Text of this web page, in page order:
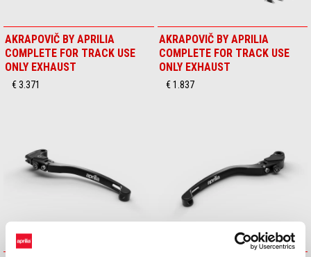
AKRAPOVIČ BY APRILIA
COMPLETE FOR TRACK USE
ONLY EXHAUST
€ 3.371
AKRAPOVIČ BY APRILIA
COMPLETE FOR TRACK USE
ONLY EXHAUST
€ 1.837